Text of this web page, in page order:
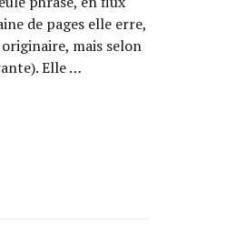
de pages elle erre,
mais selon
Elle …